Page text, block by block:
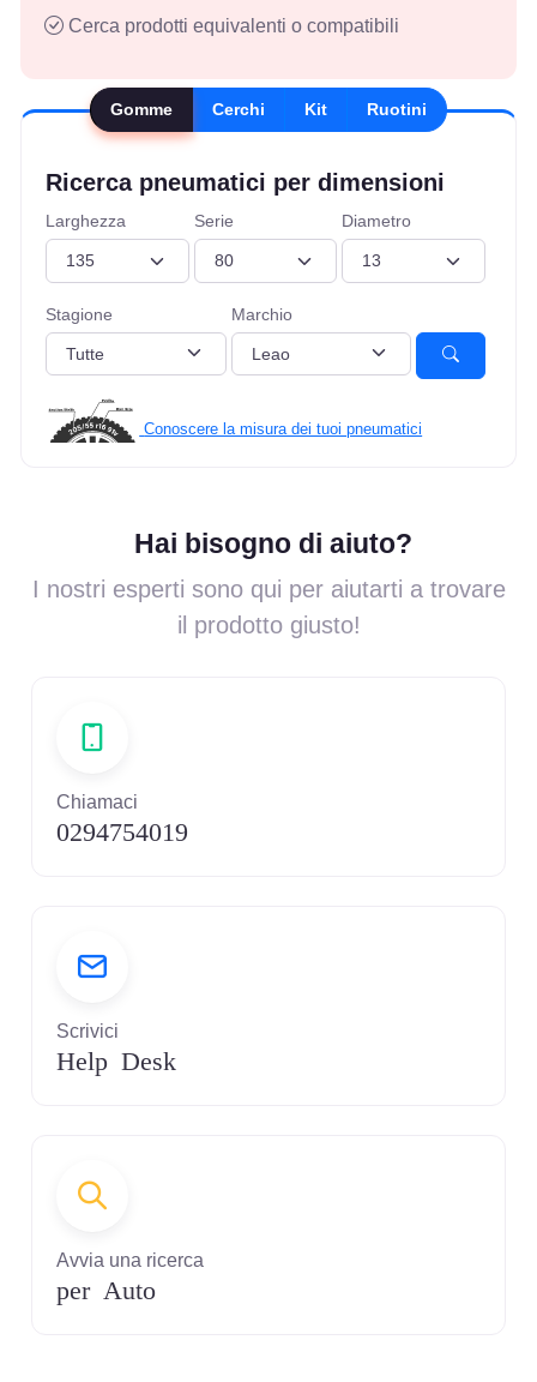
Cerca prodotti equivalenti o compatibili
Gomme Cerchi Kit Ruotini
Ricerca pneumatici per dimensioni
Larghezza Serie Diametro
Stagione Marchio
Conoscere la misura dei tuoi pneumatici
Hai bisogno di aiuto?
I nostri esperti sono qui per aiutarti a trovare
il prodotto giusto!
Chiamaci
0294754019
Scrivici
Help Desk
Avvia una ricerca
per Auto